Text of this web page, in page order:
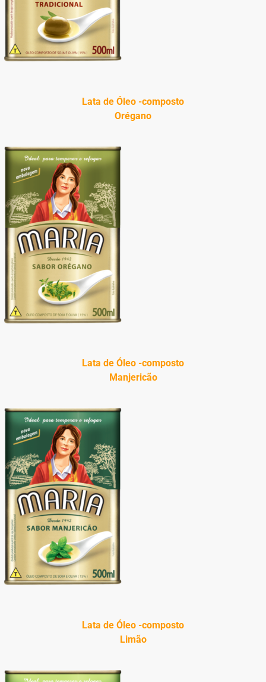
Lata de Óleo -composto
Orégano
Lata de Óleo -composto
Manjericão
Lata de Óleo -composto
Limão